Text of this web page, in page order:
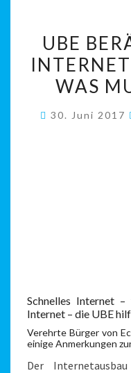
UBE
WAS
30. Juni 2017
Schnelles Internet
Internet – die UBE
Verehrte Bürger von
einige Anmerkungen
Der